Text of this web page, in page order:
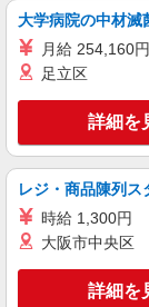
キー
派遣社員
株式会社kotrio /
キー
大学病院の中材滅
月給 254,160円
足立区
詳細を
レジ・商品陳列ス
時給 1,300円
大阪市中央区
詳細を